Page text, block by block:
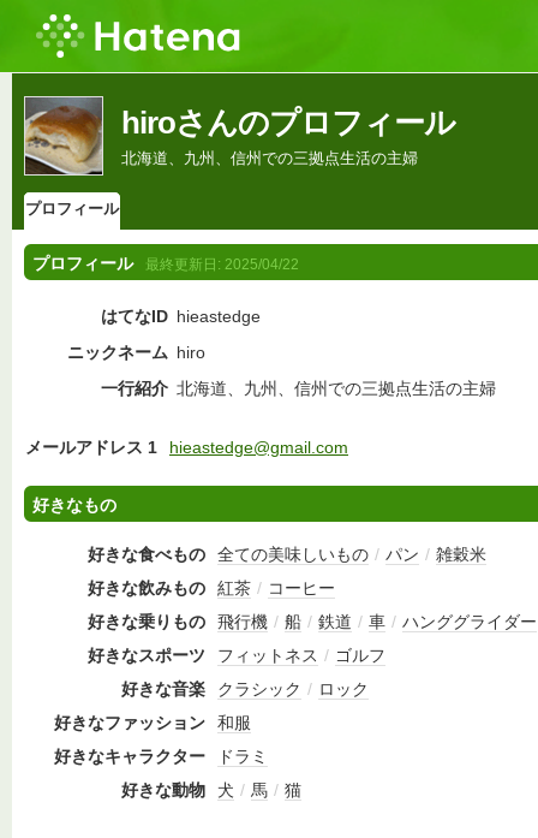
hiroさんのプロフィール
北海道、九州、信州での三拠点生活の主婦
プロフィール
プロフィール 最終更新日: 2025/04/22
はてなID hieastedge
ニックネーム hiro
一行紹介 北海道、九州、信州での三拠点生活の主婦
メールアドレス 1 hieastedge@gmail.com
好きなもの
好きな食べもの 全ての美味しいもの / パン / 雑穀米
好きな飲みもの
紅茶 / コーヒー
好きな乗りもの
飛行機 / 船 / 鉄道 / 車 / ハンググライダー
好きなスポーツ
フィットネス / ゴルフ
好きな音楽
クラシック / ロック
好きなファッション
和服
好きなキャラクター
ドラミ
好きな動物
犬 / 馬 / 猫